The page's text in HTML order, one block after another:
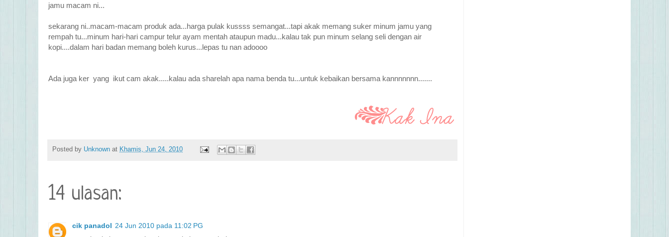
jamu macam ni...
sekarang ni..macam-macam produk ada...harga pulak kussss semangat...tapi akak memang suker minum jamu yang
rempah tu...minum hari-hari campur telur ayam mentah ataupun madu...kalau tak pun minum selang seli dengan air
kopi....dalam hari badan memang boleh kurus...lepas tu nan adoooo
Ada juga ker yang ikut cam akak.....kalau ada sharelah apa nama benda tu...untuk kebaikan bersama kannnnnnn.......
Posted by Unknown at Khamis, Jun 24, 2010
14 ulasan:
cik panadol 24 Jun 2010 pada 11:02 PG